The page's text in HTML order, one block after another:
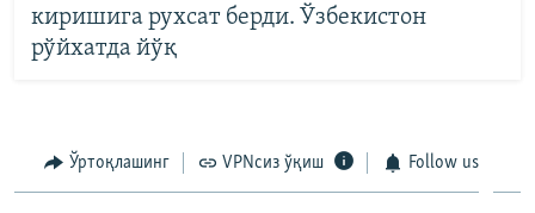
киришига рухсат берди. Ўзбекистон
рўйхатда йўқ
Ўртоқлашинг VPNсиз ўқиш Follow us